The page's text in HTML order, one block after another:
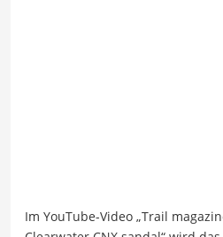
Im YouTube-Video „Trail